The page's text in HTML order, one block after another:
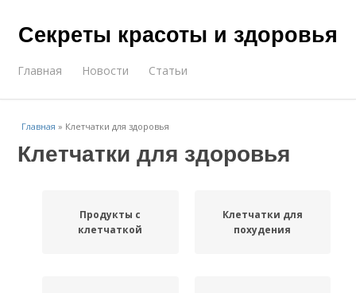
Секреты красоты и здоровья
Главная Новости Статьи
Главная » Клетчатки для здоровья
Клетчатки для здоровья
Продукты с
клетчаткой
Клетчатки для
похудения